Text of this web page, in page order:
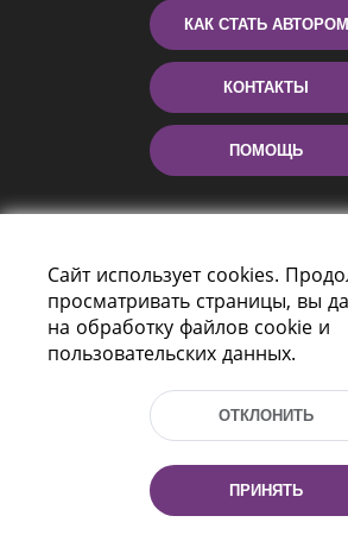
КАК СТАТЬ АВТОРОМ
КОНТАКТЫ
ПОМОЩЬ
г. Минск, Республика Беларусь,
Тел.: (+375 17) 368 37 37, Факс:
Эл. почта: inbox@nlb.by
Сайт использует cookies.
просматривать страницы, вы
на обработку файлов cookie и
пользовательских данных.
ОТКЛОНИТЬ
ПРИНЯТЬ